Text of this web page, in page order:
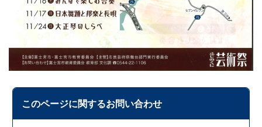
このページに関するお問い合わせ